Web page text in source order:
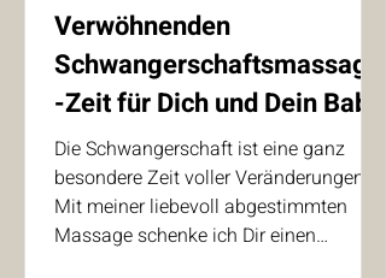
Verwöhnenden
Schwangerschaftsmassage
-Zeit für Dich und Dein Baby
Die Schwangerschaft ist eine ganz
besondere Zeit voller Veränderungen.
Mit meiner liebevoll abgestimmten
Massage schenke ich Dir einen